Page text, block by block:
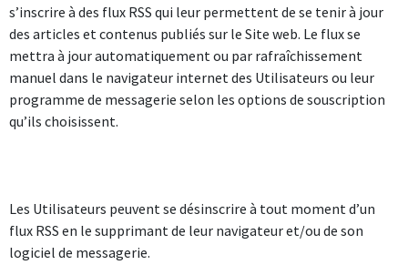
s’inscrire à des flux RSS qui leur permettent de se tenir à jour
des articles et contenus publiés sur le Site web. Le flux se
mettra à jour automatiquement ou par rafraîchissement
manuel dans le navigateur internet des Utilisateurs ou leur
programme de messagerie selon les options de souscription
qu’ils choisissent.
Les Utilisateurs peuvent se désinscrire à tout moment d’un
flux RSS en le supprimant de leur navigateur et/ou de son
logiciel de messagerie.